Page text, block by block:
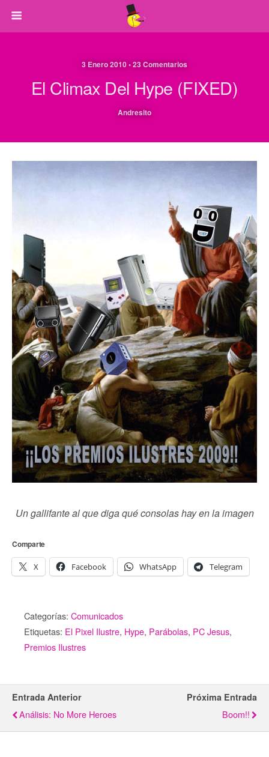
3 Enero 2010 • 23 Comentarios
El Climax Del Hype (FIXED)
Andresito
Un gallifante al que diga qué consolas hay en la imagen
Comparte
X Facebook WhatsApp Telegram
Categorías: Comunicados
Etiquetas: El Pixel Ilustre, Hype, Parábolas, PC Jesus,
Premios Ilustres
Entrada Anterior
Análisis: No More Heroes
Próxima Entrada
Boom!!